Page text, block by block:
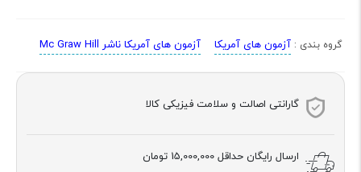
گروه بندی : آزمون های آمریکا آزمون های آمریکا ناشر Mc Graw Hill
گارانتی اصالت و سلامت فیزیکی کالا
ارسال رایگان حداقل 15,000,000 تومان